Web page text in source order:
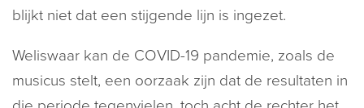
blijkt niet dat een stijgende lijn is ingezet.
Weliswaar kan de COVID-19 pandemie, zoals de
musicus stelt, een oorzaak zijn dat de resultaten in